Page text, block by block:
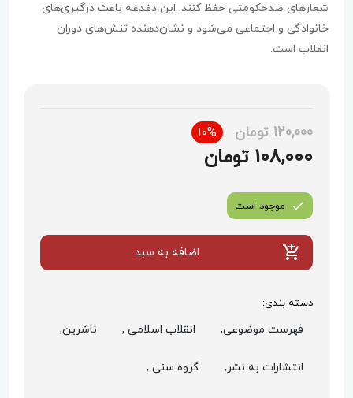
شعارهای ضدحکومتی حفظ کنند. این دغدغه باعث درگیری‌های
خانوادگی و اجتماعی می‌شود و نشان‌دهنده تنش‌های دوران
انقلاب است.
120,000 تومان 10%
108,000 تومان
موجود است
اضافه به سبد
دسته بندی:
فهرست موضوعی, انقلاب اسلامی , ناشرین,
انتشارات به نشر, گروه سنی ,